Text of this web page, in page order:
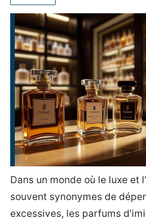
Dans un monde où le luxe et
souvent synonymes de
excessives, les parfums